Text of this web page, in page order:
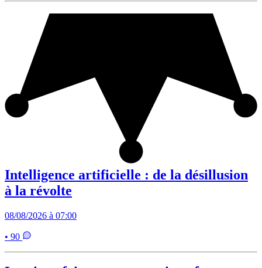
Intelligence artificielle : de la désillusion
à la révolte
08/08/2026 à 07:00
• 90